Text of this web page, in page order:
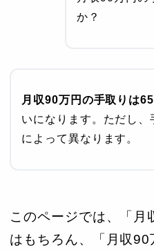
か？
月収90万円の手取りは
いになります。ただし、
によって異なります。
このページでは、「月
はもちろん、「月収